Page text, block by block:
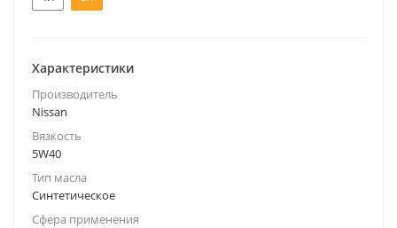
Характеристики
Производитель
Nissan
Вязкость
5W40
Тип масла
Синтетическое
Сфера применения